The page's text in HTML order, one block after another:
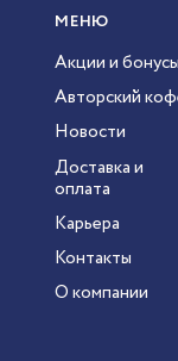
МЕНЮ
Акции и бонусы
Авторский
Новости
Доставка и
оплата
Карьера
Контакты
О компании